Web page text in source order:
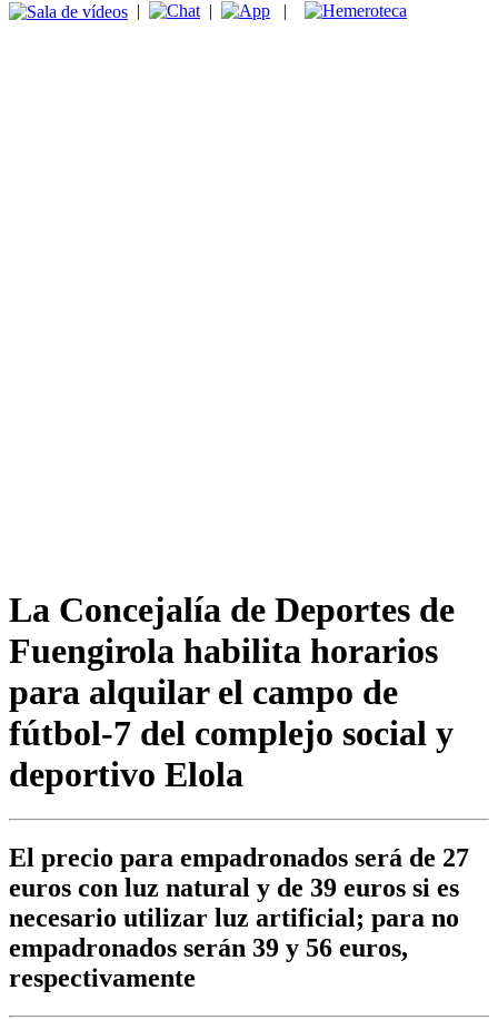
| | |
La Concejalía de Deportes de
Fuengirola habilita horarios
para alquilar el campo de
fútbol-7 del complejo social y
deportivo Elola
El precio para empadronados será de 27
euros con luz natural y de 39 euros si es
necesario utilizar luz artificial; para no
empadronados serán 39 y 56 euros,
respectivamente